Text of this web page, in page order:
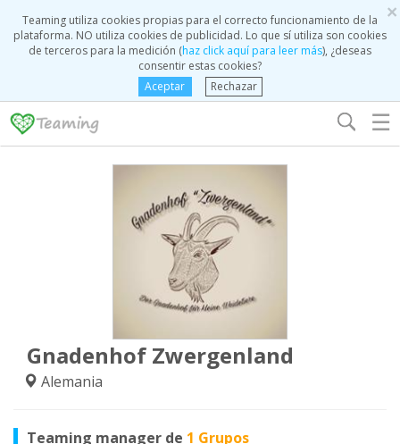
×
Teaming utiliza cookies propias para el correcto funcionamiento de la
plataforma. NO utiliza cookies de publicidad. Lo que sí utiliza son cookies
de terceros para la medición (haz click aquí para leer más), ¿deseas
consentir estas cookies?
Aceptar
Rechazar
☰
Gnadenhof Zwergenland
Alemania
Teaming manager de 1 Grupos